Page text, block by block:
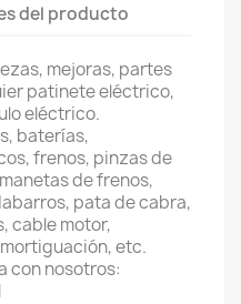
del producto
mejoras, partes
patinete eléctrico,
eléctrico.
baterías,
frenos, pinzas de
de frenos,
pata de cabra,
cable motor,
etc.
con nosotros: